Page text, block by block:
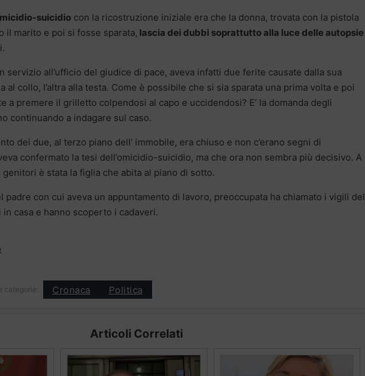
suicidio con la ricostruzione iniziale era che la donna, trovata con la pistola
il marito e poi si fosse sparata, lascia dei dubbi soprattutto alla luce delle autopsie
servizio all’ufficio del giudice di pace, aveva infatti due ferite causate dalla sua
al collo, l’altra alla testa. Come è possibile che si sia sparata una prima volta e poi
a premere il grilletto colpendosi al capo e uccidendosi? E’ la domanda degli
continuando a indagare sul caso.
dei due, al terzo piano dell’ immobile, era chiuso e non c’erano segni di
confermato la tesi dell’omicidio-suicidio, ma che ora non sembra più decisivo. A
è stata la figlia che abita al piano di sotto.
padre con cui aveva un appuntamento di lavoro, preoccupata ha chiamato i vigili del
casa e hanno scoperto i cadaveri.
categorie: Cronaca Politica
Articoli Correlati